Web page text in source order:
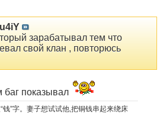
зарабатывал тем что
свой клан , повторюсь
баг показывал
”字。妻子想试试他,把铜钱串起来绕床